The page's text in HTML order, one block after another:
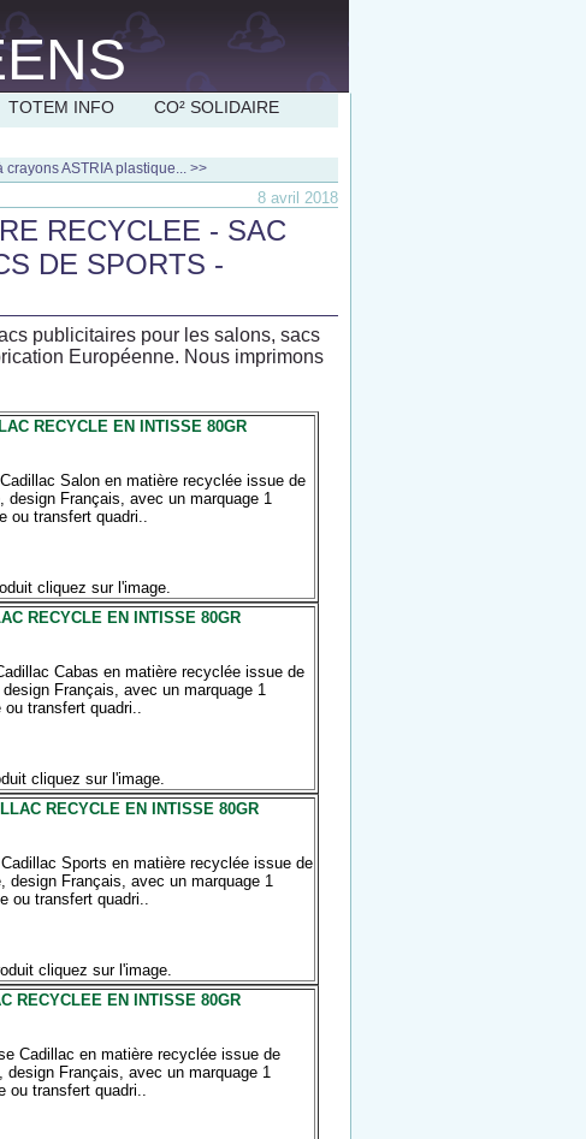
TOTEM INFO CO² SOLIDAIRE
crayons ASTRIA plastique... >>
8 avril 2018
RECYCLEE - SAC
DE SPORTS -
publicitaires pour les salons, sacs
Européenne. Nous imprimons
RECYCLE EN INTISSE 80GR
Salon en matière recyclée issue de
design Français, avec un marquage 1
ou transfert quadri..
cliquez sur l'image.
RECYCLE EN INTISSE 80GR
Cabas en matière recyclée issue de
Français, avec un marquage 1
ou transfert quadri..
cliquez sur l'image.
RECYCLE EN INTISSE 80GR
Sports en matière recyclée issue de
design Français, avec un marquage 1
ou transfert quadri..
cliquez sur l'image.
RECYCLEE EN INTISSE 80GR
Cadillac en matière recyclée issue de
design Français, avec un marquage 1
ou transfert quadri..